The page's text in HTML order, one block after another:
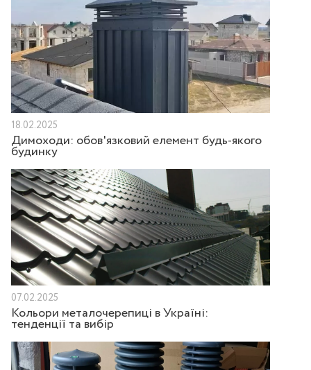
18.02.2025
Димоходи: обов'язковий елемент будь-якого
будинку
07.02.2025
Кольори металочерепиці в Україні:
тенденції та вибір